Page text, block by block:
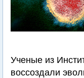
Ученые из
воссоздали